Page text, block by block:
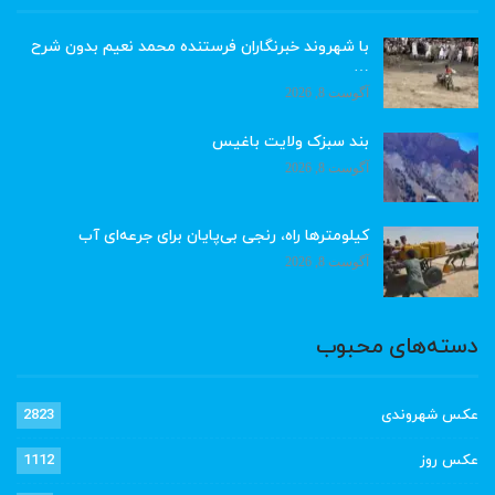
با شهروند خبرنگاران فرستنده محمد نعیم بدون شرح
…
آگوست 8, 2026
بند سبزک ولایت باغیس
آگوست 8, 2026
کیلومترها راه، رنجی بی‌پایان برای جرعه‌ای آب
آگوست 8, 2026
دسته‌های محبوب
عکس شهروندی 2823
عکس روز 1112